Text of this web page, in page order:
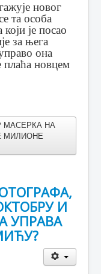
новог
та особа
је посао
за њега
она
плаћа новцем
МАСЕРКА НА
МИЛИОНЕ
И
УПРАВА